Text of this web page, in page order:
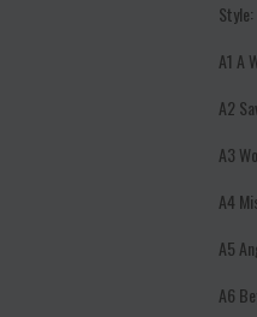
A1 A
A2
A3
A4
A5
A6